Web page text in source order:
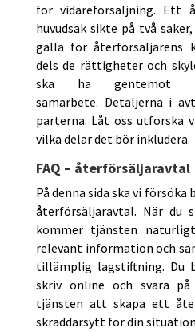
för vidareförsäljning. Ett
huvudsak sikte på två
gälla för återförsäljarens
dels de rättigheter och
ska ha gentemot
samarbete. Detaljerna i
parterna. Låt oss utforska
vilka delar det bör inkludera.
FAQ – återförsäljaravtal
På denna sida ska vi försöka
återförsäljaravtal. När du
kommer tjänsten
relevant information och
tillämplig lagstiftning. Du
skriv online och svara
tjänsten att skapa ett
skräddarsytt för din